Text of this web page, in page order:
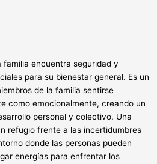
familia encuentra seguridad y
para su bienestar general. Es un
de la familia sentirse
como emocionalmente, creando un
personal y colectivo. Una
refugio frente a las incertidumbres
donde las personas pueden
energías para enfrentar los